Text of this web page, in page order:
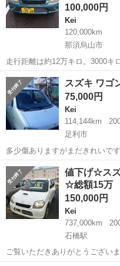
100,000円
Kei
120,000km
那須烏山市
走行距離は約12万キロ。3000キ
しておりました。 不具合は乗ってて特には感じられませんが走行距離
が距離なので一応現車確認をおすすめ 致しま
りの自...
栃木 那須烏山市
スズキ ワゴ
75,000円
Kei
114,144km
足利市
多少傷ありますがまだきれいで
です。 車検 29/8まで 値段は相
栃木 足利市 Kei
値下げ☆ス
☆総額15万
150,000円
Kei
737,000km
石橋駅
ご覧いただきありがとうございます。m(__)m 車
式 TA-HN12S 年式 13年 走行距離 73,700km 車検 2年付き 色 パール